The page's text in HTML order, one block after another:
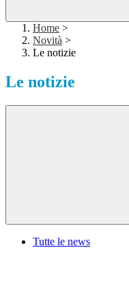
Home >
Novità >
Le notizie
Le notizie
Tutte le news